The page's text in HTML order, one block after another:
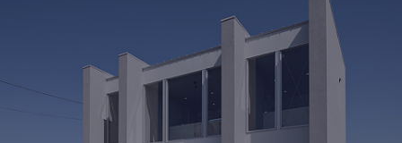
MODEL HOUSE
岡山北モデルハウス
岡山県勝田郡奈義町荒内西58-2
OPEN 10：00 ～ 19：00